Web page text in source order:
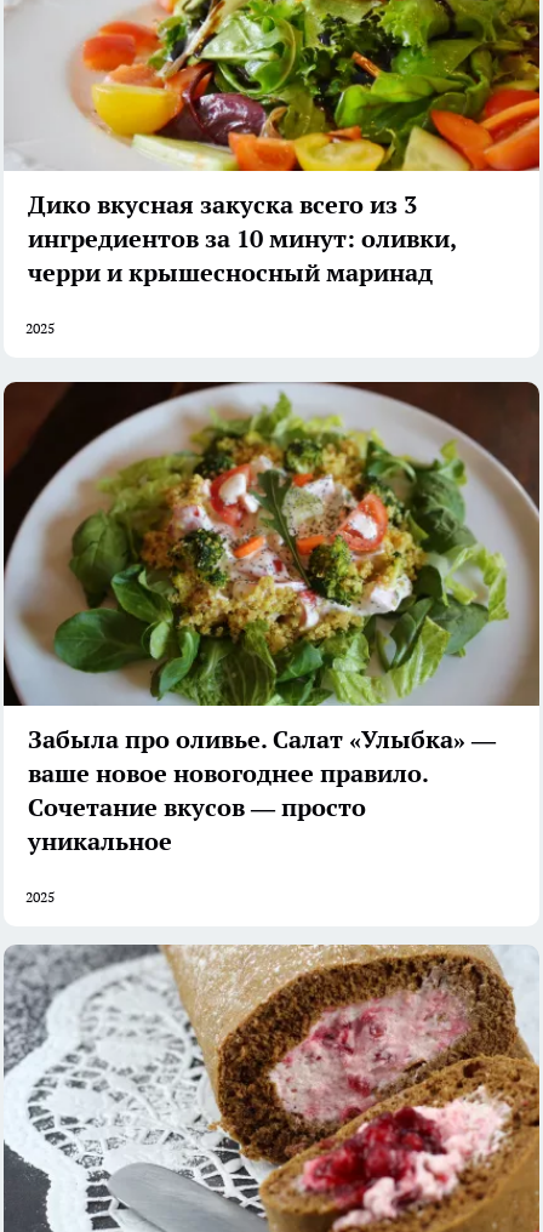
Дико вкусная закуска всего из 3
ингредиентов за 10 минут: оливки,
черри и крышесносный маринад
2025
Забыла про оливье. Салат «Улыбка» —
ваше новое новогоднее правило.
Сочетание вкусов — просто
уникальное
2025